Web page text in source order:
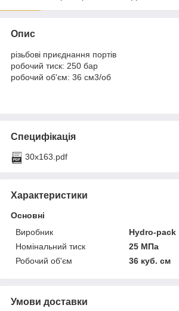
Опис
різьбові приєднання портів
робочий тиск: 250 бар
робочий об'єм: 36 см3/об
Специфікація
30x163.pdf
Характеристики
Основні
Виробник
Hydro-pack
Номінальний тиск
25 МПа
Робочий об'єм
36 куб. см
Умови доставки